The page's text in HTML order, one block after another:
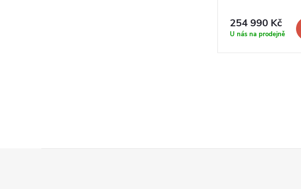
254 990 Kč
U nás na prodejně
á